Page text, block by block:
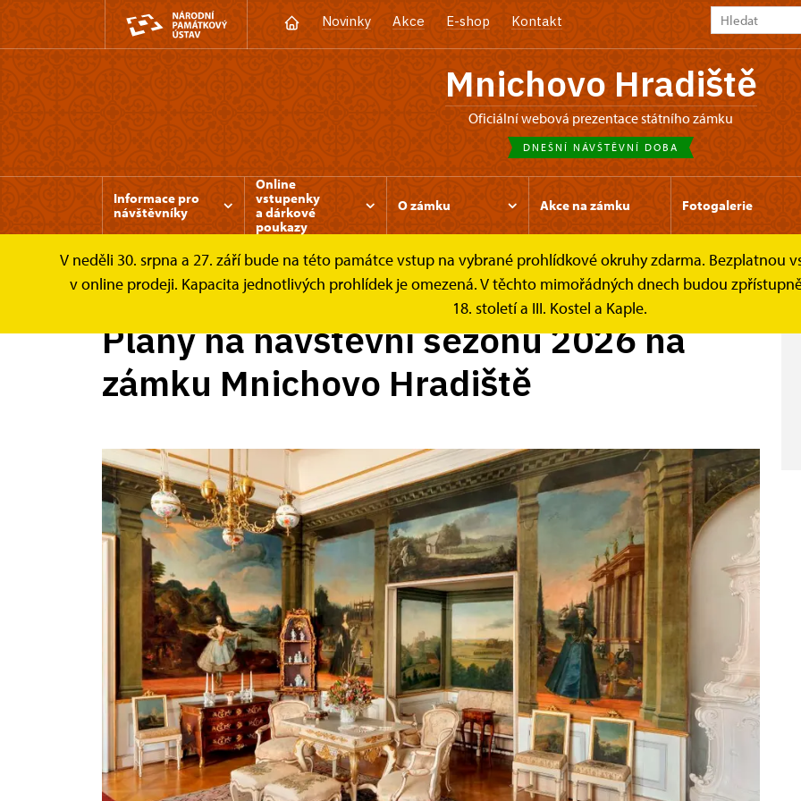
Novinky Akce E-shop Kontakt
Mnichovo Hradiště
oficiální webová prezentace státního zámku
DNEŠNÍ NÁVŠTĚVNÍ DOBA
Informace pro
návštěvníky
Online
vstupenky
a dárkové
poukazy
O zámku Akce na zámku Fotogalerie
V neděli 30. srpna a 27. září bude na této památce vstup na vybrané prohlídkové okruhy zdarma. Bezplatnou
v online prodeji. Kapacita jednotlivých prohlídek je omezená. V těchto mimořádných dnech budou
18. století a III. Kostel a Kaple.
Mnichovo Hradiště Zprávy Plány na návštěvní sezonu 2026 na...
Plány na návštěvní sezonu 2026 na
zámku Mnichovo Hradiště